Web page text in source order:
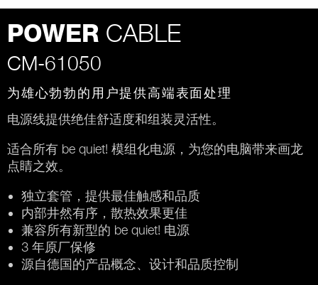
POWER CABLE
CM-61050
为雄心勃勃的用户提供高端表面处理
电源线提供绝佳舒适度和组装灵活性。
适合所有 be quiet! 模组化电源，为您的电脑带来画龙
点睛之效。
独立套管，提供最佳触感和品质
内部井然有序，散热效果更佳
兼容所有新型的 be quiet! 电源
3 年原厂保修
源自德国的产品概念、设计和品质控制